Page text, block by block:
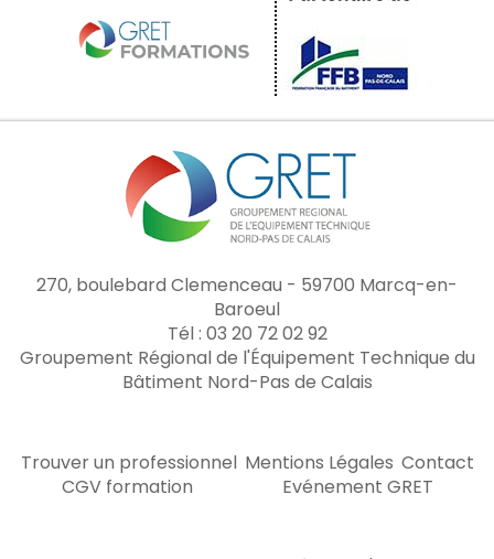
270, boulebard Clemenceau - 59700 Marcq-en-
Baroeul
Tél : 03 20 72 02 92
Groupement Régional de l'Équipement Technique du
Bâtiment Nord-Pas de Calais
Trouver un professionnel Mentions Légales Contact
CGV formation
Evénement GRET